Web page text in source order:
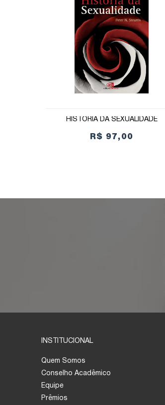
HISTÓRIA DA SEXUALIDADE
R$ 97,00
INSTITUCIONAL
Quem Somos
Conselho Acadêmico
Equipe
Prêmios